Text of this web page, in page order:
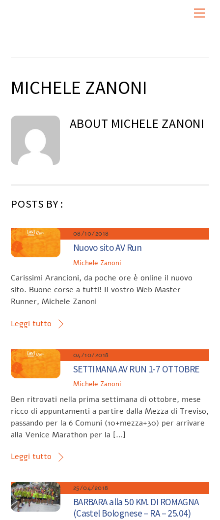
MICHELE ZANONI
ABOUT MICHELE ZANONI
POSTS BY :
08/10/2018
Nuovo sito AV Run
Michele Zanoni
Carissimi Arancioni, da poche ore è online il nuovo
sito. Buone corse a tutti! Il vostro Web Master
Runner, Michele Zanoni
Leggi tutto
04/10/2018
SETTIMANA AV RUN 1-7 OTTOBRE
Michele Zanoni
Ben ritrovati nella prima settimana di ottobre, mese
ricco di appuntamenti a partire dalla Mezza di Treviso,
passando per la 6 Comuni (10+mezza+30) per arrivare
alla Venice Marathon per la […]
Leggi tutto
25/04/2018
BARBARA alla 50 KM. DI ROMAGNA
(Castel Bolognese – RA – 25.04)